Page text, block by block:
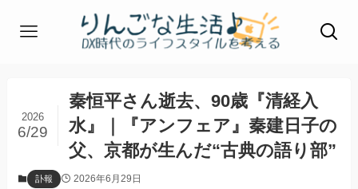
秦恒平さん逝去、90歳『清経入
水』｜『アンフェア』秦建日子の
父、京都が生んだ“古典の語り部”
2026
6/29
訃報 2026年6月29日